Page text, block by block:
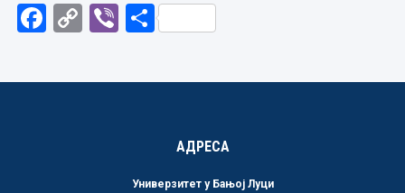
Facebook
CopyViberShare
АДРЕСА
Универзитет у Бањој Луци